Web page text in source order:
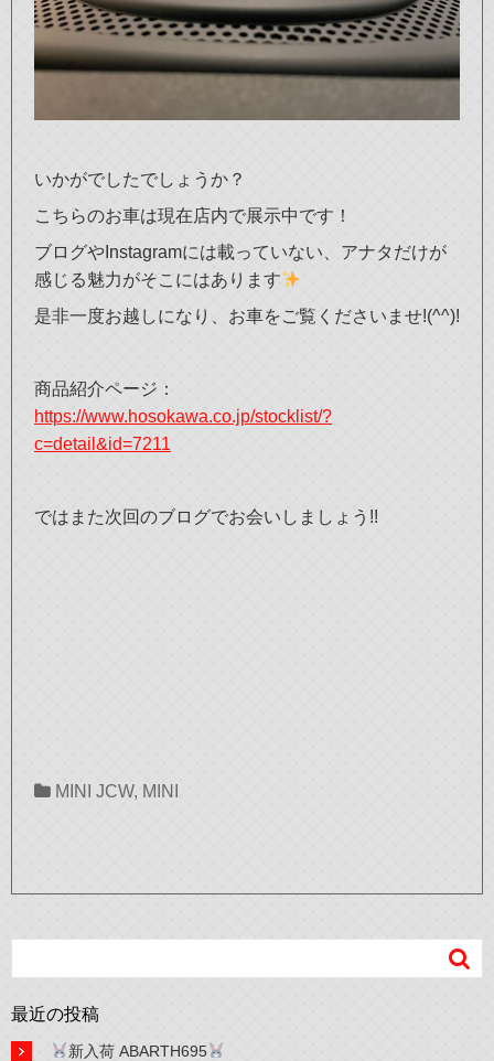
いかがでしたでしょうか？
こちらのお車は現在店内で展示中です！
ブログやInstagramには載っていない、アナタだけが
感じる魅力がそこにはあります
是非一度お越しになり、お車をご覧くださいませ!(^^)!
商品紹介ページ：
https://www.hosokawa.co.jp/stocklist/?
c=detail&id=7211
ではまた次回のブログでお会いしましょう!!
MINI JCW, MINI

最近の投稿
新入荷 ABARTH695